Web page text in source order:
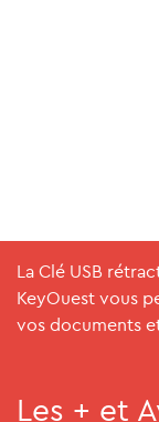
La Clé USB
KeyOuest vous
vos documents
Les + et